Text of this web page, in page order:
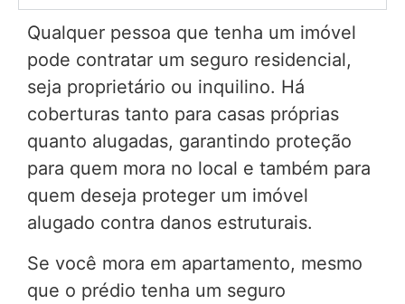
Qualquer pessoa que tenha um imóvel
pode contratar um seguro residencial,
seja proprietário ou inquilino. Há
coberturas tanto para casas próprias
quanto alugadas, garantindo proteção
para quem mora no local e também para
quem deseja proteger um imóvel
alugado contra danos estruturais.
Se você mora em apartamento, mesmo
que o prédio tenha um seguro